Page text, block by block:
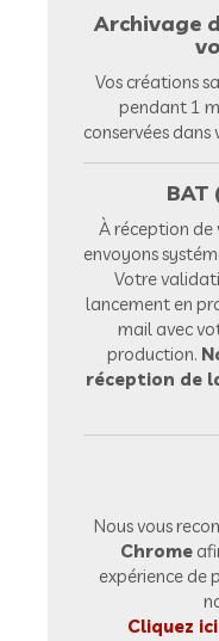
Archivage
Vos créations
pendant 1
conservées
BAT
À réception de
envoyons
Votre
lancement en
mail avec
production.
réception de
Nous vous
Chrome
expérience de
Cliquez